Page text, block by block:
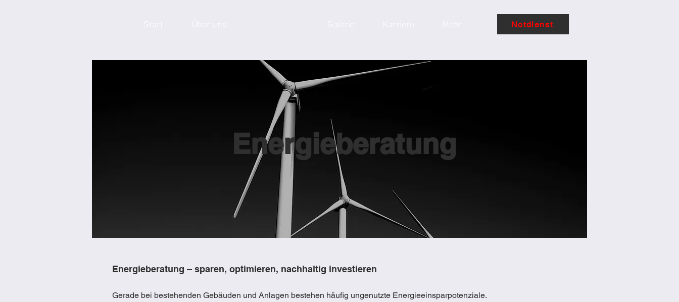
Notdienst
Energieberatung
Energieberatung – sparen, optimieren, nachhaltig investieren
Gerade bei bestehenden Gebäuden und Anlagen bestehen häufig ungenutzte Energieeinsparpotenziale.